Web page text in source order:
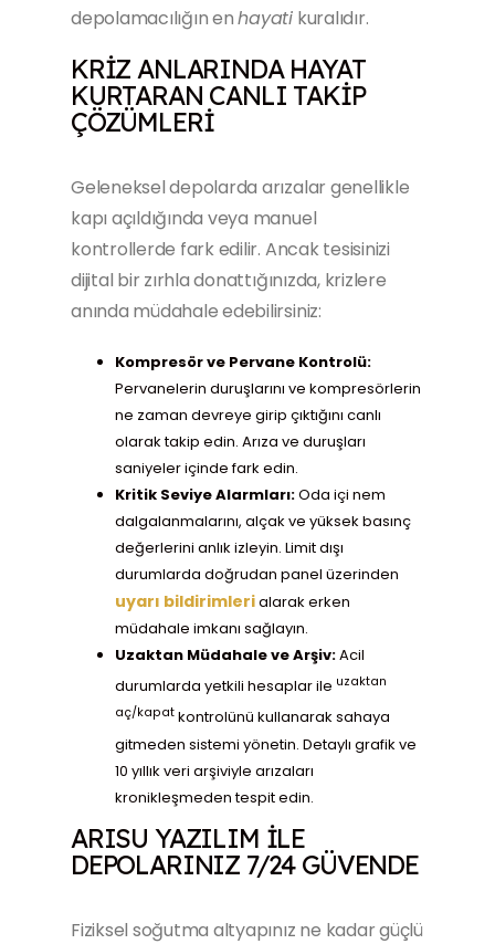
depolamacılığın enhayati kuralıdır.
KRIZ ANLARINDA HAYAT
KURTARAN CANLI TAKIP
ÇÖZÜMLERI
Geleneksel depolarda arızalar genellikle
kapı açıldığında veya manuel
kontrollerde fark edilir. Ancak tesisinizi
dijital bir zırhla donattığınızda, krizlere
anında müdahale edebilirsiniz:
Kompresör ve Pervane Kontrolü:
Pervanelerin duruşlarını ve kompresörlerin
ne zaman devreye girip çıktığını canlı
olarak takip edin. Arıza ve duruşları
saniyeler içinde fark edin.
Kritik Seviye Alarmları:Oda içi nem
dalgalanmalarını, alçak ve yüksek basınç
değerlerini anlık izleyin. Limit dışı
durumlarda doğrudan panel üzerinden
uyarı bildirimlerialarak erken
müdahale imkanı sağlayın.
Uzaktan Müdahale ve Arşiv:Acil
durumlarda yetkili hesaplar ile uzaktan
aç/kapat kontrolünü kullanarak sahaya
gitmeden sistemi yönetin. Detaylı grafik ve
10 yıllık veri arşiviyle arızaları
kronikleşmeden tespit edin.
ARISU YAZILIM ILE
DEPOLARINIZ 7/24 GÜVENDE
Fiziksel soğutma altyapınız ne kadar güçlü